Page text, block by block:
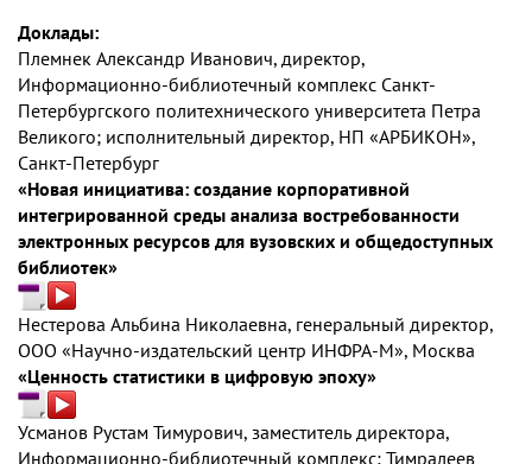
Доклады:
Племнек Александр Иванович, директор,
Информационно-библиотечный комплекс Санкт-
Петербургского политехнического университета Петра
Великого; исполнительный директор, НП «АРБИКОН»,
Санкт-Петербург
«Новая инициатива: создание корпоративной
интегрированной среды анализа востребованности
электронных ресурсов для вузовских и общедоступных
библиотек»
Нестерова Альбина Николаевна, генеральный директор,
ООО «Научно-издательский центр ИНФРА-М», Москва
«Ценность статистики в цифровую эпоху»
Усманов Рустам Тимурович, заместитель директора,
Информационно-библиотечный комплекс; Тимралеев